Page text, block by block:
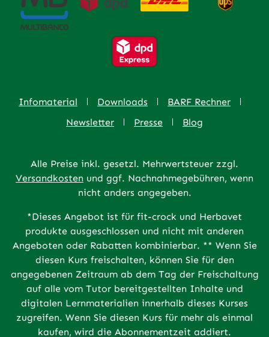
Infomaterial Downloads
BARF Rechner
Newsletter
Presse Blog
Alle Preise inkl. gesetzl. Mehrwertsteuer zzgl.
Versandkosten und ggf. Nachnahmegebühren, wenn
nicht anders angegeben.
*Dieses Angebot ist für fit-crock und Herbavet
produkte ausgeschlossen und nicht mit anderen
Angeboten oder Rabatten kombinierbar. ** Wenn Sie
diesen Kurs freischalten, können Sie für den
angegebenen Zeitraum ab dem Tag der Freischaltung
auf alle vom Tutor bereitgestellten Inhalte und
digitalen Lernmaterialien innerhalb dieses Kurses
zugreifen. Wenn Sie diesen Kurs für mehr als einmal
kaufen, wird die Abonnementzeit addiert.